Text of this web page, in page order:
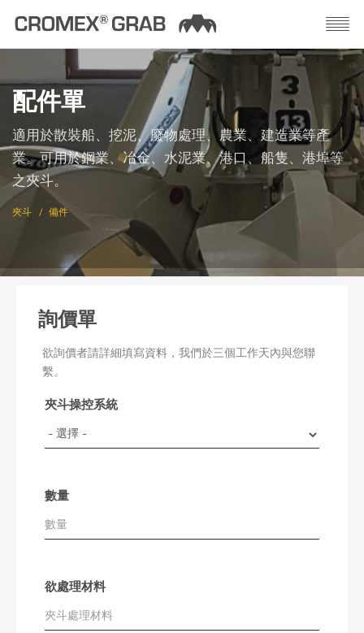
配件單
適用於散裝船、挖泥、廢物處理、農業、建造業等產
業。可用於鋼業、冶金、水泥業、港口、船隻、港埠等
之夾斗。
夾斗 備件
詢價單
欲詢價者請詳細填寫資料，我們於三個工作天內與您聯
繫。
夾斗操控系統
數量
欲處理材料